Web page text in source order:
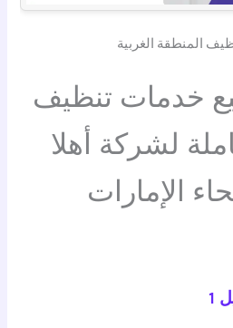
المنطقة الغربية
خدمات تنظيف
لشركة أهلا
الإمارات
1